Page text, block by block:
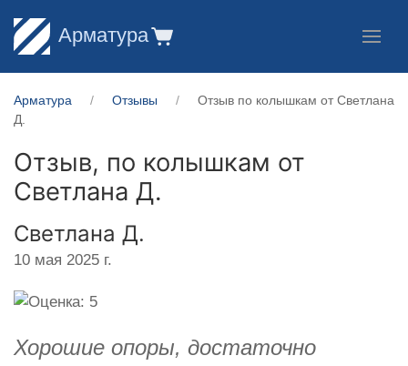
Арматура
Арматура Отзывы
Отзыв по колышкам от Светлана
Д.
Отзыв, по колышкам от
Светлана Д.
Светлана Д.
10 мая 2025 г.
Хорошие опоры, достаточно